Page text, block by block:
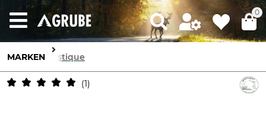
0
MARKEN Mystique
1